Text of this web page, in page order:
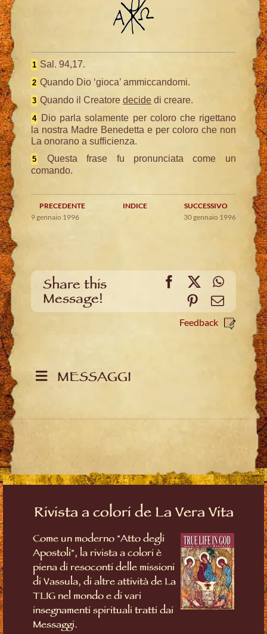
1 Sal. 94,17.
2 Quando Dio ‘gioca’ ammiccandomi.
3 Quando il Creatoredecide di creare.
4
Dio parla solamente per coloro che rigettano
la nostra Madre Benedetta e per coloro che non
La onorano a sufficienza.
5
Questa frase fu pronunciata come un
comando.
PRECEDENTE INDICE
SUCCESSIVO
9 gennaio 1996
30 gennaio 1996
Share this
Message!
Facebook
X
Pinterest
Email
Feedback
MESSAGGI
Rivista a colori de La Vera Vita
Come un moderno "Atto degli
Apostoli", la rivista a colori è
piena di resoconti delle missioni
di Vassula, di altre attività de La
TLIG nel mondo e di vari
insegnamenti spirituali tratti dai
Messaggi.